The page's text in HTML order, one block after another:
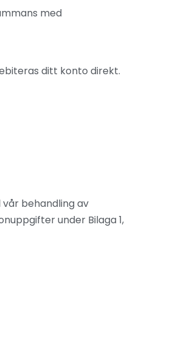
med
ditt konto direkt.
behandling av
under Bilaga 1,